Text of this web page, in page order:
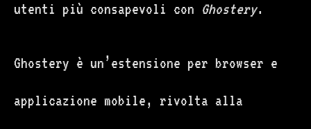
utenti più consapevoli con Ghostery.
Ghostery è un’estensione per browser e
applicazione mobile, rivolta alla